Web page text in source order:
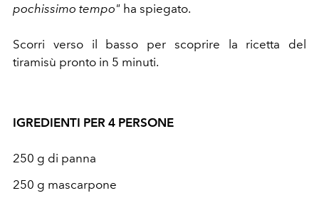
pochissimo tempo" ha spiegato.
Scorri verso il basso per scoprire la ricetta del
tiramisù pronto in 5 minuti.
IGREDIENTI PER 4 PERSONE
250 g di panna
250 g mascarpone